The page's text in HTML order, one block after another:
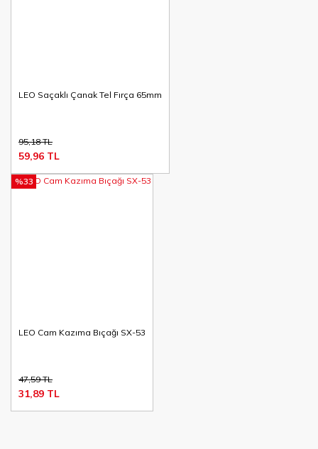
LEO Saçaklı Çanak Tel Fırça 65mm
95,18 TL
59,96 TL
LEO Cam Kazıma Bıçağı SX-53
%33
47,59 TL
31,89 TL